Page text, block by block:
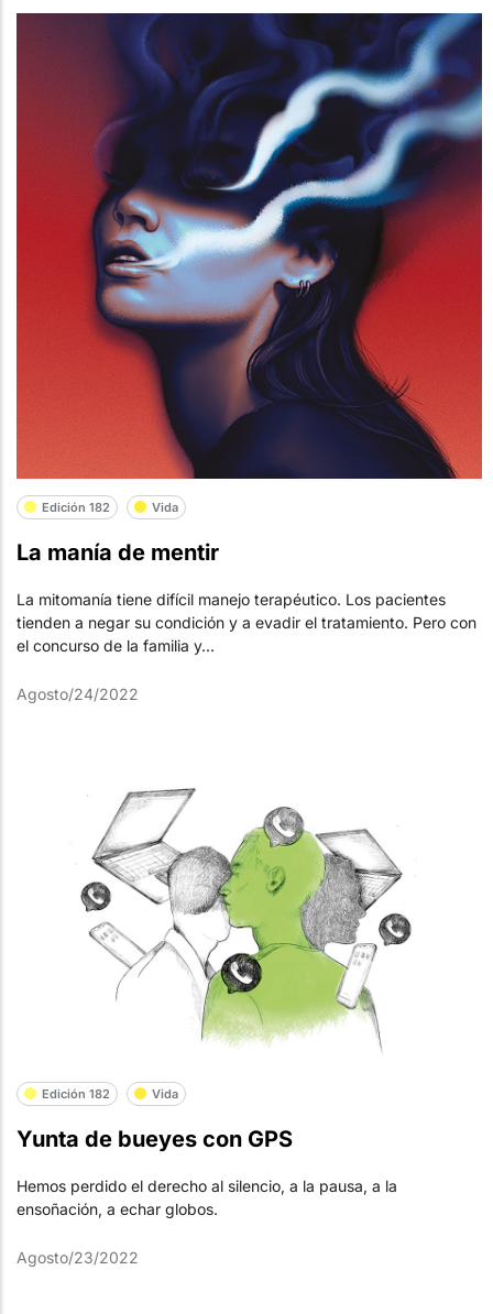
Edición 182 Vida
La manía de mentir
La mitomanía tiene difícil manejo terapéutico. Los pacientes
tienden a negar su condición y a evadir el tratamiento. Pero con
el concurso de la familia y...
Agosto/24/2022
Edición 182 Vida
Yunta de bueyes con GPS
Hemos perdido el derecho al silencio, a la pausa, a la
ensoñación, a echar globos.
Agosto/23/2022